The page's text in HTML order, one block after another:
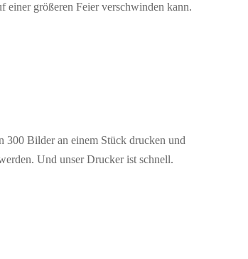
einer größeren Feier verschwinden kann.
300 Bilder an einem Stück drucken und
Und unser Drucker ist schnell.